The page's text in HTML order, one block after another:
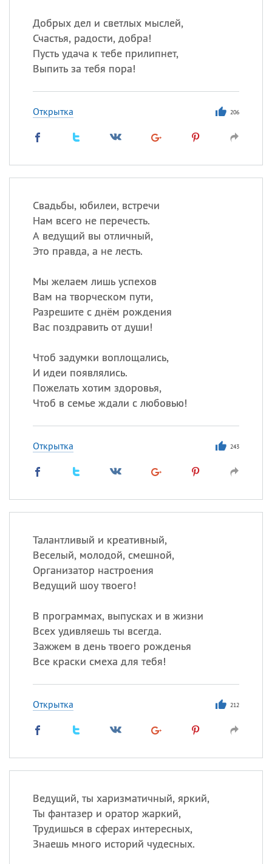
Добрых дел и светлых мыслей,
Счастья, радости, добра!
Пусть удача к тебе прилипнет,
Выпить за тебя пора!
Открытка 206
Свадьбы, юбилеи, встречи
Нам всего не перечесть.
А ведущий вы отличный,
Это правда, а не лесть.
Мы желаем лишь успехов
Вам на творческом пути,
Разрешите с днём рождения
Вас поздравить от души!
Чтоб задумки воплощались,
И идеи появлялись.
Пожелать хотим здоровья,
Чтоб в семье ждали с любовью!
Открытка 243
Талантливый и креативный,
Веселый, молодой, смешной,
Организатор настроения
Ведущий шоу твоего!
В программах, выпусках и в жизни
Всех удивляешь ты всегда.
Зажжем в день твоего рожденья
Все краски смеха для тебя!
Открытка 212
Ведущий, ты харизматичный, яркий,
Ты фантазер и оратор жаркий,
Трудишься в сферах интересных,
Знаешь много историй чудесных.